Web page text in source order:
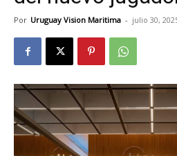
Por Uruguay Vision Maritima - julio 30,